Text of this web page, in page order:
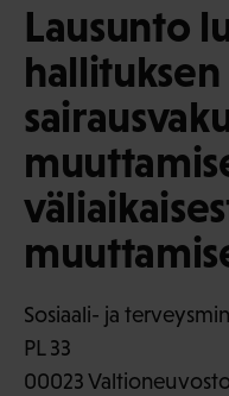
Lausunto
Sosiaali- ja
PL 33
00023 Valtioneuvosto